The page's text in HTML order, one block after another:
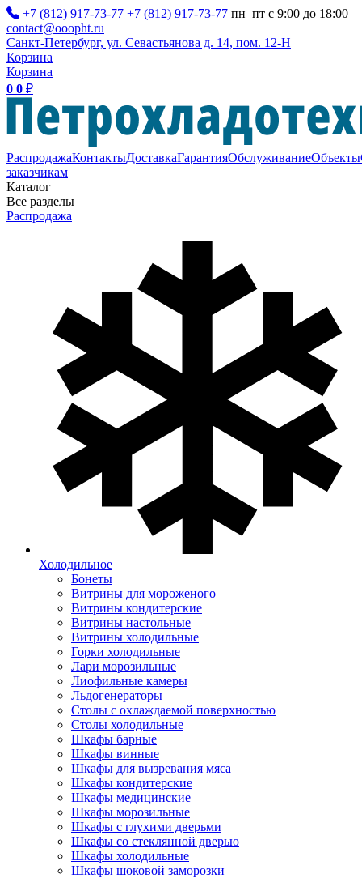
+7 (812) 917-73-77 +7 (812) 917-73-77 пн–пт с 9:00 до 18:00
contact@ooopht.ru
Санкт-Петербург, ул. Севастьянова д. 14, пом. 12-Н
Корзина
Корзина
0 0 ₽
РаспродажаКонтактыДоставкаГарантияОбслуживаниеОбъекты
заказчикам
Каталог
Все разделы
Распродажа
Холодильное
Бонеты
Витрины для мороженого
Витрины кондитерские
Витрины настольные
Витрины холодильные
Горки холодильные
Лари морозильные
Лиофильные камеры
Льдогенераторы
Столы с охлаждаемой поверхностью
Столы холодильные
Шкафы барные
Шкафы винные
Шкафы для вызревания мяса
Шкафы кондитерские
Шкафы медицинские
Шкафы морозильные
Шкафы с глухими дверьми
Шкафы со стеклянной дверью
Шкафы холодильные
Шкафы шоковой заморозки